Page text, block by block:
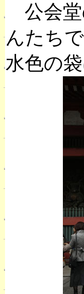
公会堂
んたち
水色の